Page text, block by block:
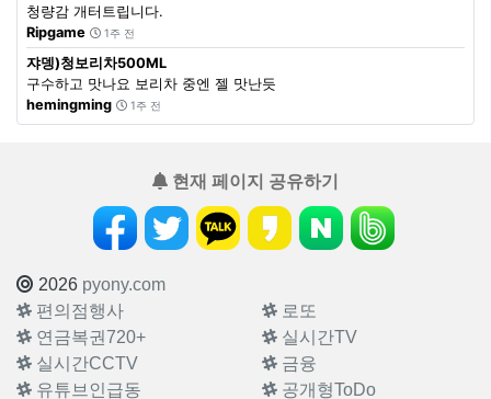
청량감 개터트립니다.
Ripgame
1주 전
쟈뎅)청보리차500ML
구수하고 맛나요 보리차 중엔 젤 맛난듯
hemingming
1주 전
현재 페이지 공유하기
2026 pyony.com
편의점행사
로또
연금복권720+
실시간TV
실시간CCTV
금융
유튜브인급동
공개형ToDo